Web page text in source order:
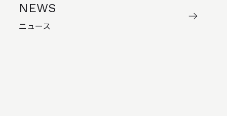
NEWS
ニュース